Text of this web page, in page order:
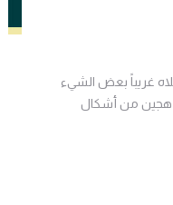
غريباً بعض الشيء
هجين من أشكال